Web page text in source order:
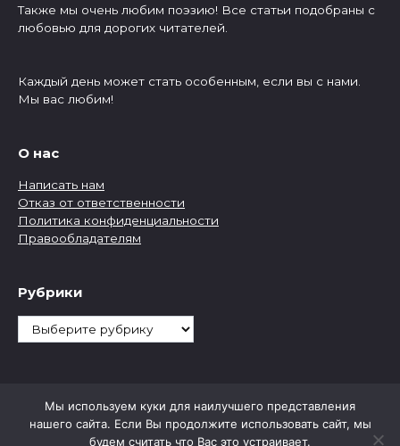
Также мы очень любим поэзию! Все статьи подобраны с
любовью для дорогих читателей.
Каждый день может стать особенным, если вы с нами.
Мы вас любим!
О нас
Написать нам
Отказ от ответственности
Политика конфиденциальности
Правообладателям
Рубрики
Рубрики
Мы используем куки для наилучшего представления
нашего сайта. Если Вы продолжите использовать сайт, мы
будем считать что Вас это устраивает.